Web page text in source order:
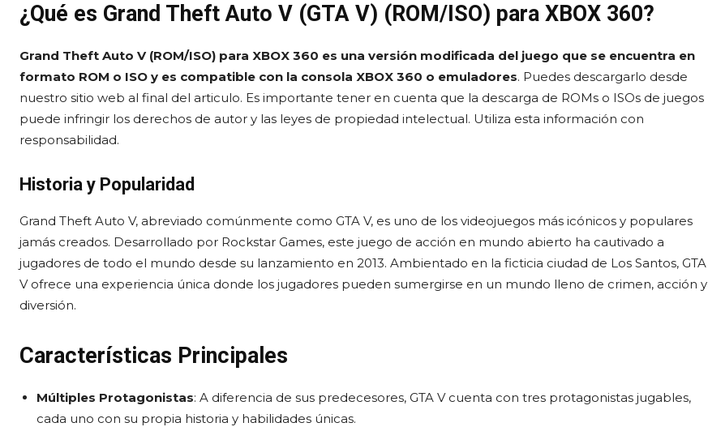
¿Qué es Grand Theft Auto V (GTA V) (ROM/ISO) para XBOX 360?
Grand Theft Auto V (ROM/ISO) para XBOX 360 es una versión modificada del juego que se encuentra en
formato ROM o ISO y es compatible con la consola XBOX 360 o emuladores. Puedes descargarlo desde
nuestro sitio web al final del articulo. Es importante tener en cuenta que la descarga de ROMs o ISOs de juegos
puede infringir los derechos de autor y las leyes de propiedad intelectual. Utiliza esta información con
responsabilidad.
Historia y Popularidad
Grand Theft Auto V, abreviado comúnmente como GTA V, es uno de los videojuegos más icónicos y populares
jamás creados. Desarrollado por Rockstar Games, este juego de acción en mundo abierto ha cautivado a
jugadores de todo el mundo desde su lanzamiento en 2013. Ambientado en la ficticia ciudad de Los Santos, GTA
V ofrece una experiencia única donde los jugadores pueden sumergirse en un mundo lleno de crimen, acción y
diversión.
Características Principales
Múltiples Protagonistas: A diferencia de sus predecesores, GTA V cuenta con tres protagonistas jugables,
cada uno con su propia historia y habilidades únicas.